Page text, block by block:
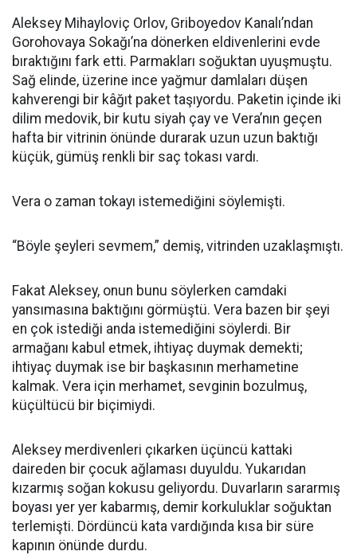
Aleksey Mihayloviç Orlov, Griboyedov Kanalı’ndan
Gorohovaya Sokağı’na dönerken eldivenlerini evde
bıraktığını fark etti. Parmakları soğuktan uyuşmuştu.
Sağ elinde, üzerine ince yağmur damlaları düşen
kahverengi bir kâğıt paket taşıyordu. Paketin içinde iki
dilim medovik, bir kutu siyah çay ve Vera’nın geçen
hafta bir vitrinin önünde durarak uzun uzun baktığı
küçük, gümüş renkli bir saç tokası vardı.
Vera o zaman tokayı istemediğini söylemişti.
“Böyle şeyleri sevmem,” demiş, vitrinden uzaklaşmıştı.
Fakat Aleksey, onun bunu söylerken camdaki
yansımasına baktığını görmüştü. Vera bazen bir şeyi
en çok istediği anda istemediğini söylerdi. Bir
armağanı kabul etmek, ihtiyaç duymak demekti;
ihtiyaç duymak ise bir başkasının merhametine
kalmak. Vera için merhamet, sevginin bozulmuş,
küçültücü bir biçimiydi.
Aleksey merdivenleri çıkarken üçüncü kattaki
daireden bir çocuk ağlaması duyuldu. Yukarıdan
kızarmış soğan kokusu geliyordu. Duvarların sararmış
boyası yer yer kabarmış, demir korkuluklar soğuktan
terlemişti. Dördüncü kata vardığında kısa bir süre
kapının önünde durdu.